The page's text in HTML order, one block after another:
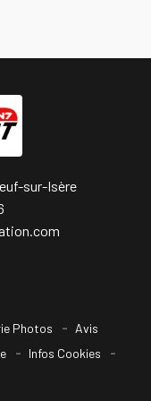
sur-Isère
Photos
Avis
Infos Cookies